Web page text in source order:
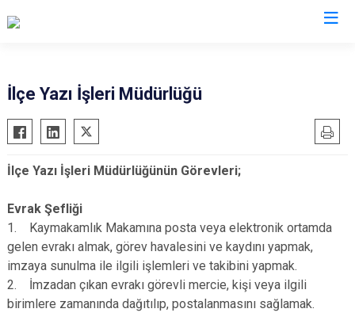
Ahırlı
Akören
Akşehir
Beyşehir
Bozkır
Çeltik
Cihanbeyli
Ereğli
Hadim
Halkapınar
Hüyük
Ilgın
Seydişehir
Taşkent
Tuzlukçu
Yalıhüyük
İlçe Yazı İşleri Müdürlüğü
İlçe Yazı İşleri Müdürlüğünün Görevleri;
Evrak Şefliği
1. Kaymakamlık Makamına posta veya elektronik ortamda
gelen evrakı almak, görev havalesini ve kaydını yapmak,
imzaya sunulma ile ilgili işlemleri ve takibini yapmak.
2. İmzadan çıkan evrakı görevli mercie, kişi veya ilgili
birimlere zamanında dağıtılıp, postalanmasını sağlamak.